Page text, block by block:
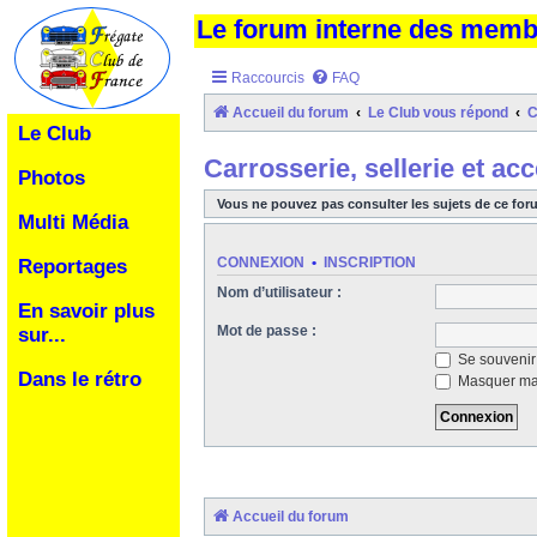
Le Club
Photos
Multi Média
Reportages
En savoir plus
sur...
Dans le rétro
Le forum interne des
Raccourcis FAQ
Accueil du forum Le Club vous répond
Carrosserie, sellerie et
Vous ne pouvez pas consulter les sujets de ce
CONNEXION • INSCRIPTION
Nom d’utilisateur :
Mot de passe :
Se
Masquer
Accueil du forum